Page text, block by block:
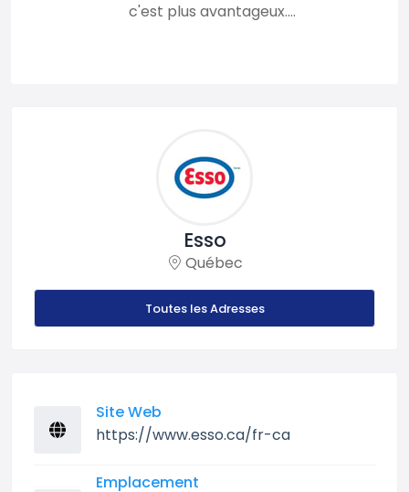
c'est plus avantageux....
Esso
Québec
Toutes les Adresses
Site Web
https://www.esso.ca/fr-ca
Emplacement